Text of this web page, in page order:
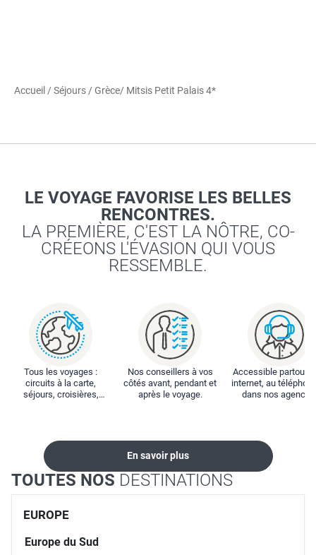
Accueil /Séjours / Grèce/ Mitsis Petit Palais 4*
LE VOYAGE FAVORISE LES BELLES
RENCONTRES.
LA PREMIÈRE, C'EST LA NÔTRE, CO-
CRÉEONS L'ÉVASION QUI VOUS
RESSEMBLE.
Tous les voyages :
circuits à la carte,
séjours, croisières,
Nos conseillers à vos
côtés avant, pendant et
après le voyage.
Accessible partout :
internet, au
dans nos
En savoir plus
TOUTES NOS DESTINATIONS
EUROPE
Europe du Sud